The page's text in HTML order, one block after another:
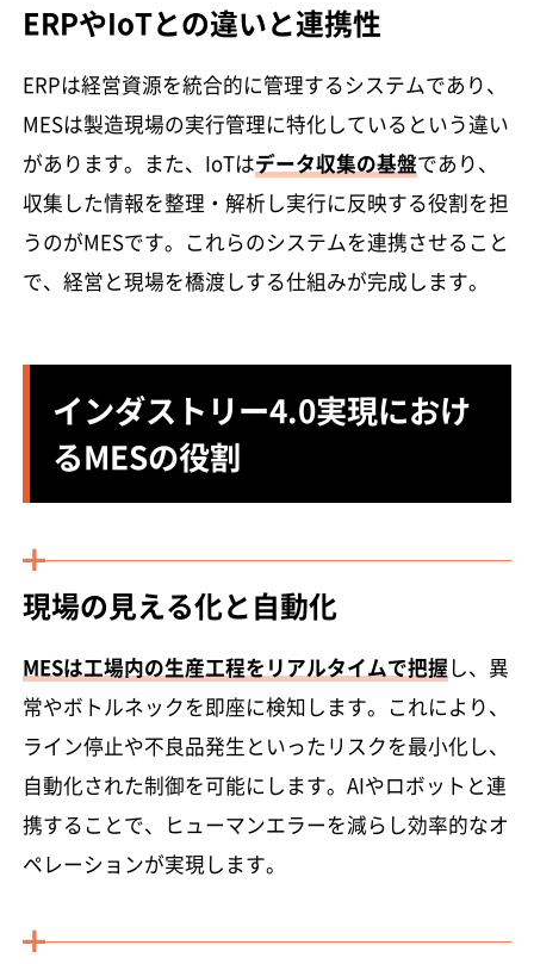
ERPやIoTとの違いと連携性
ERPは経営資源を統合的に管理するシステムであり、
MESは製造現場の実行管理に特化しているという違い
があります。また、IoTはデータ収集の基盤であり、
収集した情報を整理・解析し実行に反映する役割を担
うのがMESです。これらのシステムを連携させること
で、経営と現場を橋渡しする仕組みが完成します。
インダストリー4.0実現におけ
るMESの役割
現場の見える化と自動化
MESは工場内の生産工程をリアルタイムで把握 し、異
常やボトルネックを即座に検知します。これにより、
ライン停止や不良品発生といったリスクを最小化し、
自動化された制御を可能にします。AIやロボットと連
携することで、ヒューマンエラーを減らし効率的なオ
ペレーションが実現します。